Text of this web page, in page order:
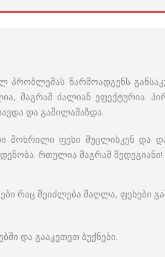
პრობლემას წარმოადგენს
მაგრამ ძალიან ეფექტურია.
და გამილამაზდა.
ფეხი მუცლისკენ და
რთულია მაგრამ
რაც შეიძლება მაღლა, ფეხები
და გააკეთეთ ბუქნები.